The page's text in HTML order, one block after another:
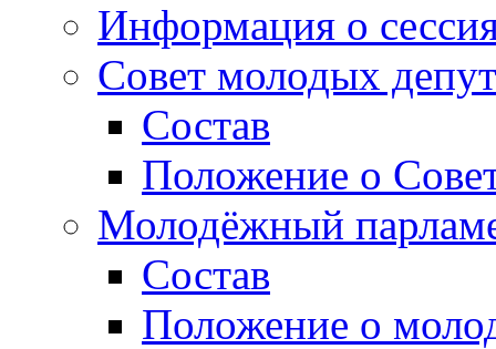
Информация о
Совет молодых
Состав
Положение о
Молодёжный
Состав
Положение о